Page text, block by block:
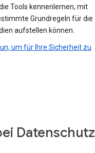
Tools kennenlernen, mit
Grundregeln für die
aufstellen können.
um für Ihre Sicherheit zu
Datenschutz